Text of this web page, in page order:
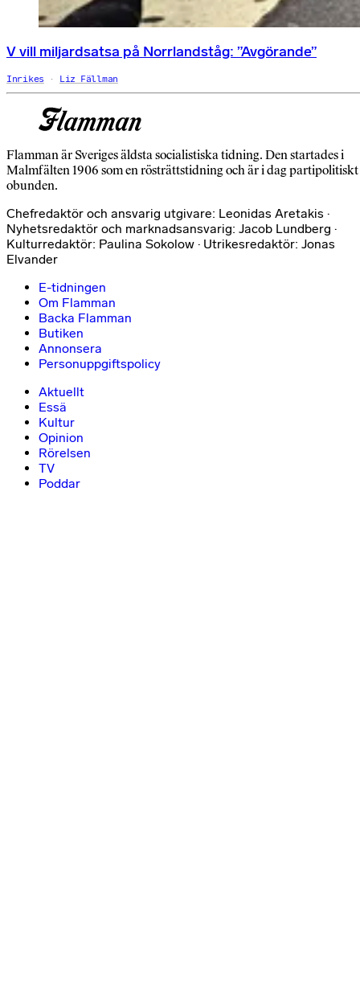
V vill miljardsatsa på Norrlandståg: ”Avgörande”
Inrikes Liz Fällman
Flamman är Sveriges äldsta socialistiska tidning. Den startades i
Malmfälten 1906 som en rösträttstidning och är i dag partipolitiskt
obunden.
Chefredaktör och ansvarig utgivare: Leonidas Aretakis ·
Nyhetsredaktör och marknadsansvarig: Jacob Lundberg ·
Kulturredaktör: Paulina Sokolow · Utrikesredaktör: Jonas
Elvander
E-tidningen
Om Flamman
Backa Flamman
Butiken
Annonsera
Personuppgiftspolicy
Aktuellt
Essä
Kultur
Opinion
Rörelsen
TV
Poddar